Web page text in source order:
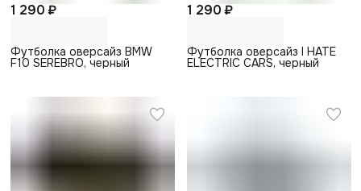
1 290 ₽
Футболка оверсайз BMW
F10 SEREBRO, черный
1 290 ₽
Футболка оверсайз I HATE
ELECTRIC CARS, черный